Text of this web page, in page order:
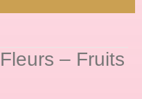
– Fruits